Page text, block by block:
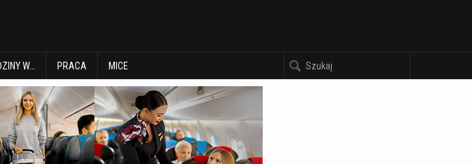
W… PRACA MICE